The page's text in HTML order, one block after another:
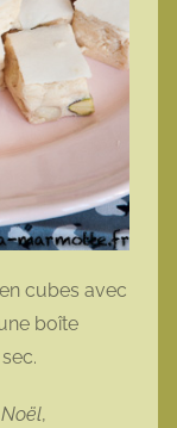
cubes avec
boîte
,